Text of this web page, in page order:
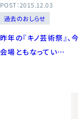
POST：2015.12.03
過去のおしらせ
昨年の『キノ芸術祭』
会場ともなってい…